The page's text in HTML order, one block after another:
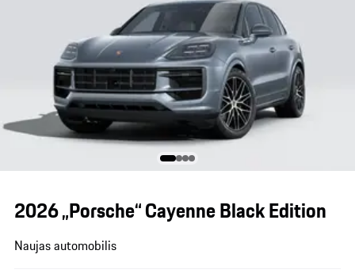
2026 „Porsche“ Cayenne Black Edition
Naujas automobilis